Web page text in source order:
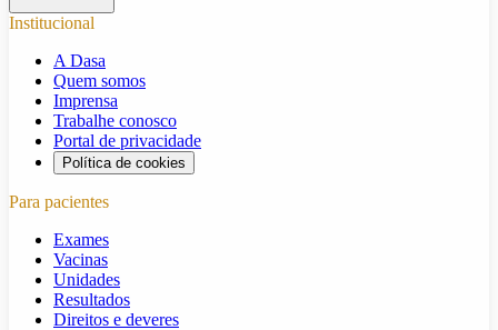
Institucional
A Dasa
Quem somos
Imprensa
Trabalhe conosco
Portal de privacidade
Política de cookies
Para pacientes
Exames
Vacinas
Unidades
Resultados
Direitos e deveres